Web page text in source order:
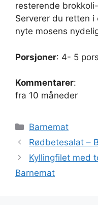
resterende
Serverer du retten
nyte mosens
Porsjoner: 4- 5
Kommentarer:
fra 10 måneder
Kategorier
Barnemat
Rødbetesalat –
Kyllingfilet med
Barnemat